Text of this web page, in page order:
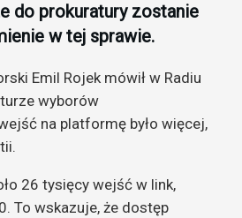
do prokuratury zostanie
w tej sprawie.
Emil Rojek mówił w Radiu
wyborów
na platformę było więcej,
26 tysięcy wejść w link,
To wskazuje, że dostęp